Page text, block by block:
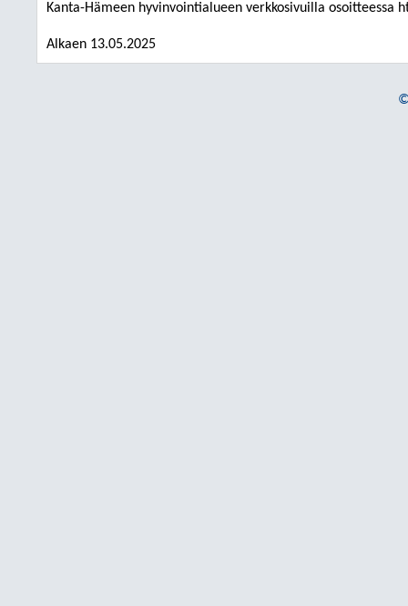
Kanta-Hämeen hyvinvointialueen verkkosivuilla
Alkaen 13.05.2025